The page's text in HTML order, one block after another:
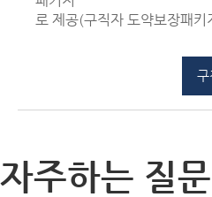
로 제공(구직자 도약보장패키
구
자주하는 질문